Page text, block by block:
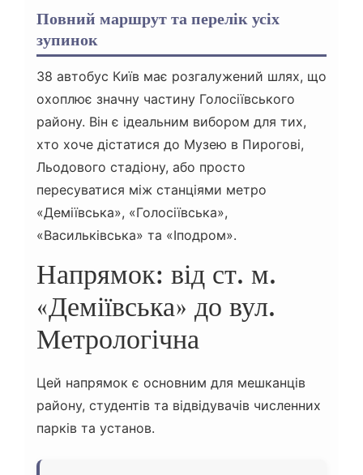
Повний маршрут та перелік усіх
зупинок
38 автобус Київ має розгалужений шлях, що
охоплює значну частину Голосіївського
району. Він є ідеальним вибором для тих,
хто хоче дістатися до Музею в Пирогові,
Льодового стадіону, або просто
пересуватися між станціями метро
«Деміївська», «Голосіївська»,
«Васильківська» та «Іподром».
Напрямок: від ст. м.
«Деміївська» до вул.
Метрологічна
Цей напрямок є основним для мешканців
району, студентів та відвідувачів численних
парків та установ.